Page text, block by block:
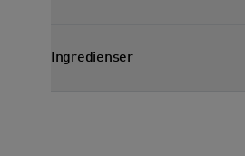
Ingredienser
Visa ingredienssektion